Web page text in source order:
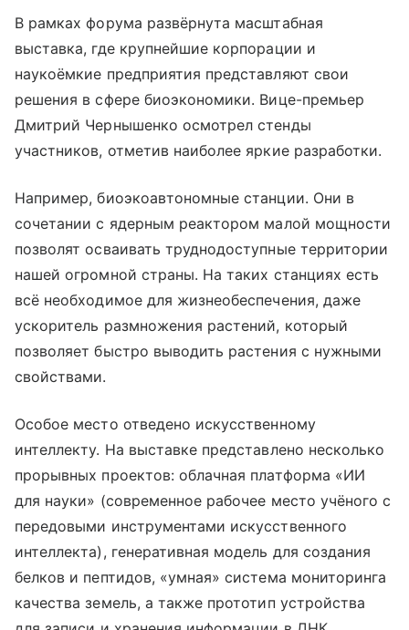
В рамках форума развёрнута масштабная
выставка, где крупнейшие корпорации и
наукоёмкие предприятия представляют свои
решения в сфере биоэкономики. Вице-премьер
Дмитрий Чернышенко осмотрел стенды
участников, отметив наиболее яркие разработки.
Например, биоэкоавтономные станции. Они в
сочетании с ядерным реактором малой мощности
позволят осваивать труднодоступные территории
нашей огромной страны. На таких станциях есть
всё необходимое для жизнеобеспечения, даже
ускоритель размножения растений, который
позволяет быстро выводить растения с нужными
свойствами.
Особое место отведено искусственному
интеллекту. На выставке представлено несколько
прорывных проектов: облачная платформа «ИИ
для науки» (современное рабочее место учёного с
передовыми инструментами искусственного
интеллекта), генеративная модель для создания
белков и пептидов, «умная» система мониторинга
качества земель, а также прототип устройства